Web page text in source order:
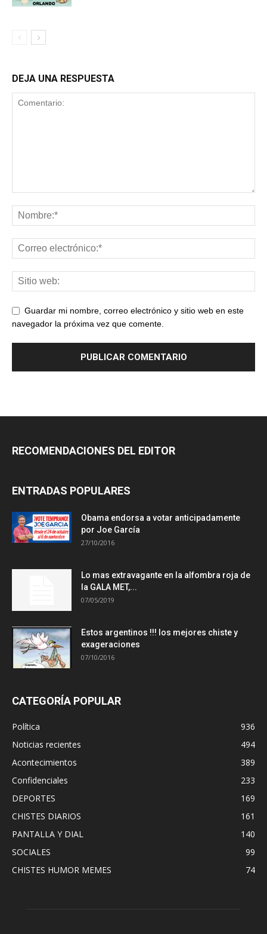
DEJA UNA RESPUESTA
Guardar mi nombre, correo electrónico y sitio web en este
navegador la próxima vez que comente.
RECOMENDACIONES DEL EDITOR
ENTRADAS POPULARES
Obama endorsa a votar anticipadamente
por Joe García
27/10/2016
Lo mas extravagante en la alfombra roja de
la GALA MET,...
07/05/2019
Estos argentinos !!! los mejores chiste y
exageraciones
07/10/2016
CATEGORÍA POPULAR
Política
936
Noticias recientes
494
Acontecimientos
389
Confidenciales
233
DEPORTES
169
CHISTES DIARIOS
161
PANTALLA Y DIAL
140
SOCIALES
99
CHISTES HUMOR MEMES
74